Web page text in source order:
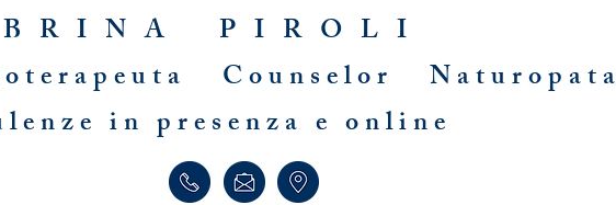
B R I N A P I R O L I
Counselor Naturopata
in presenza e online